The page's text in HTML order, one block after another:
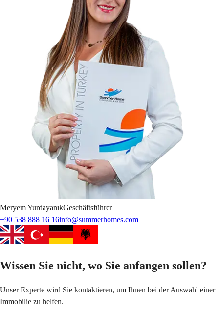
MeryemYurdayanıkGeschäftsführer
+90 538 888 16 16info@summerhomes.com
Wissen Sie nicht, wo Sie anfangen sollen?
Unser Experte wird Sie kontaktieren, um Ihnen bei der Auswahl einer
Immobilie zu helfen.